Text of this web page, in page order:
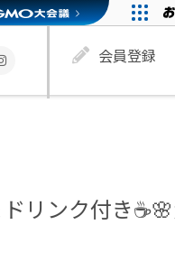
会員登録
リンク付き